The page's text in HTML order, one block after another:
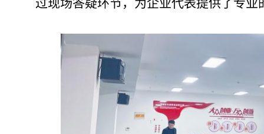
过现场答疑环节，为企业代表提供了专业